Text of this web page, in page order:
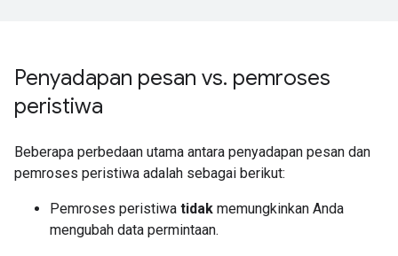
Penyadapan pesan vs. pemroses
peristiwa
Beberapa perbedaan utama antara penyadapan pesan dan
pemroses peristiwa adalah sebagai berikut:
Pemroses peristiwa tidak memungkinkan Anda
mengubah data permintaan.